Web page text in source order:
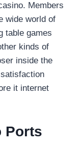
Members
wide world of
table games
kinds of
inside the
it internet
Ports